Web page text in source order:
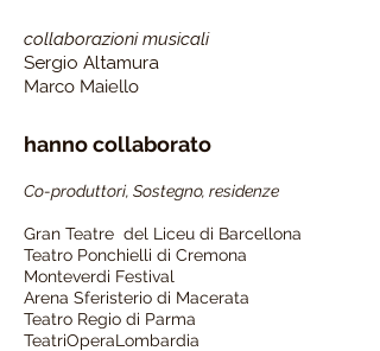
collaborazioni musicali
Sergio Altamura
Marco Maiello
hanno collaborato
Co-produttori, Sostegno, residenze
Gran Teatre del Liceu di Barcellona
Teatro Ponchielli di Cremona
Monteverdi Festival
Arena Sferisterio di Macerata
Teatro Regio di Parma
TeatriOperaLombardia